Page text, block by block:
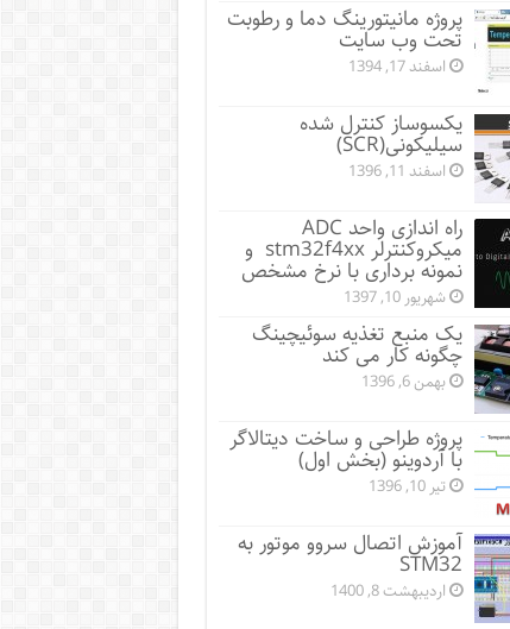
پروژه مانيتورينگ دما و رطوبت
تحت وب سایت
اسفند 17, 1394
یکسوساز کنترل شده
سیلیکونی(SCR)
اسفند 11, 1396
راه اندازی واحد ADC
میکروکنترلر stm32f4xx و
نمونه برداری با نرخ مشخص
شهریور 10, 1397
یک منبع تغذیه سوئیچینگ
چگونه کار می کند
بهمن 6, 1396
پروژه طراحی و ساخت دیتالاگر
با آردوینو (بخش اول)
تیر 10, 1396
آموزش اتصال سروو موتور به
STM32
اردیبهشت 8, 1400